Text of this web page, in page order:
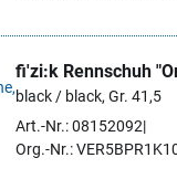
fi'zi:k Rennschuh
black / black, Gr. 41,5
Art.-Nr.: 08152092
Org.-Nr.: